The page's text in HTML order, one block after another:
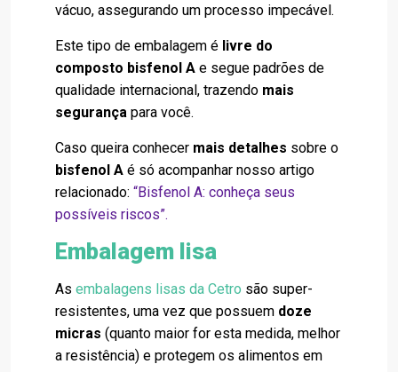
vácuo, assegurando um processo impecável.
Este tipo de embalagem é livre do
composto bisfenol A e segue padrões de
qualidade internacional, trazendo mais
segurança para você.
Caso queira conhecer mais detalhes sobre o
bisfenol A é só acompanhar nosso artigo
relacionado: “Bisfenol A: conheça seus
possíveis riscos”.
Embalagem lisa
As embalagens lisas da Cetro são super-
resistentes, uma vez que possuem doze
micras (quanto maior for esta medida, melhor
a resistência) e protegem os alimentos em